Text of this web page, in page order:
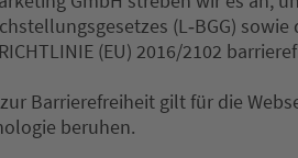
(L‐BGG)
(EU) 2016/2102
Barrierefreiheit gilt für die
beruhen.